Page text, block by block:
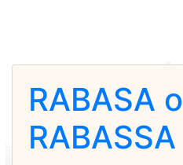
RABASA o
RABASSA